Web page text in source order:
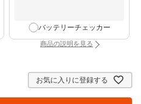
フック（別タブで開きます）
バッテリーチェッカー
商品の説明を見る：バッテリーチェッカ
お気に入りに登録する